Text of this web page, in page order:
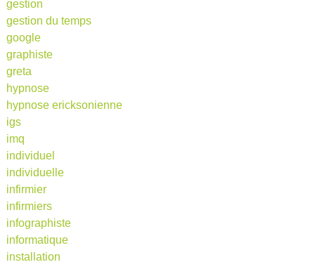
gestion
gestion du temps
google
graphiste
greta
hypnose
hypnose ericksonienne
igs
imq
individuel
individuelle
infirmier
infirmiers
infographiste
informatique
installation